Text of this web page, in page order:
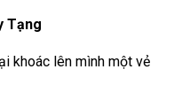
Tạng
khoác lên mình một vẻ